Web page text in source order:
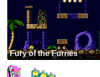
Fury of the Furries